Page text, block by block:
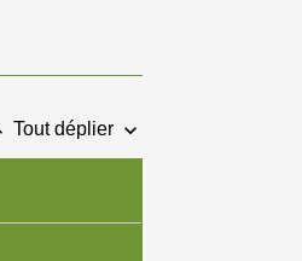
Tout déplier keyboard_arrow_down